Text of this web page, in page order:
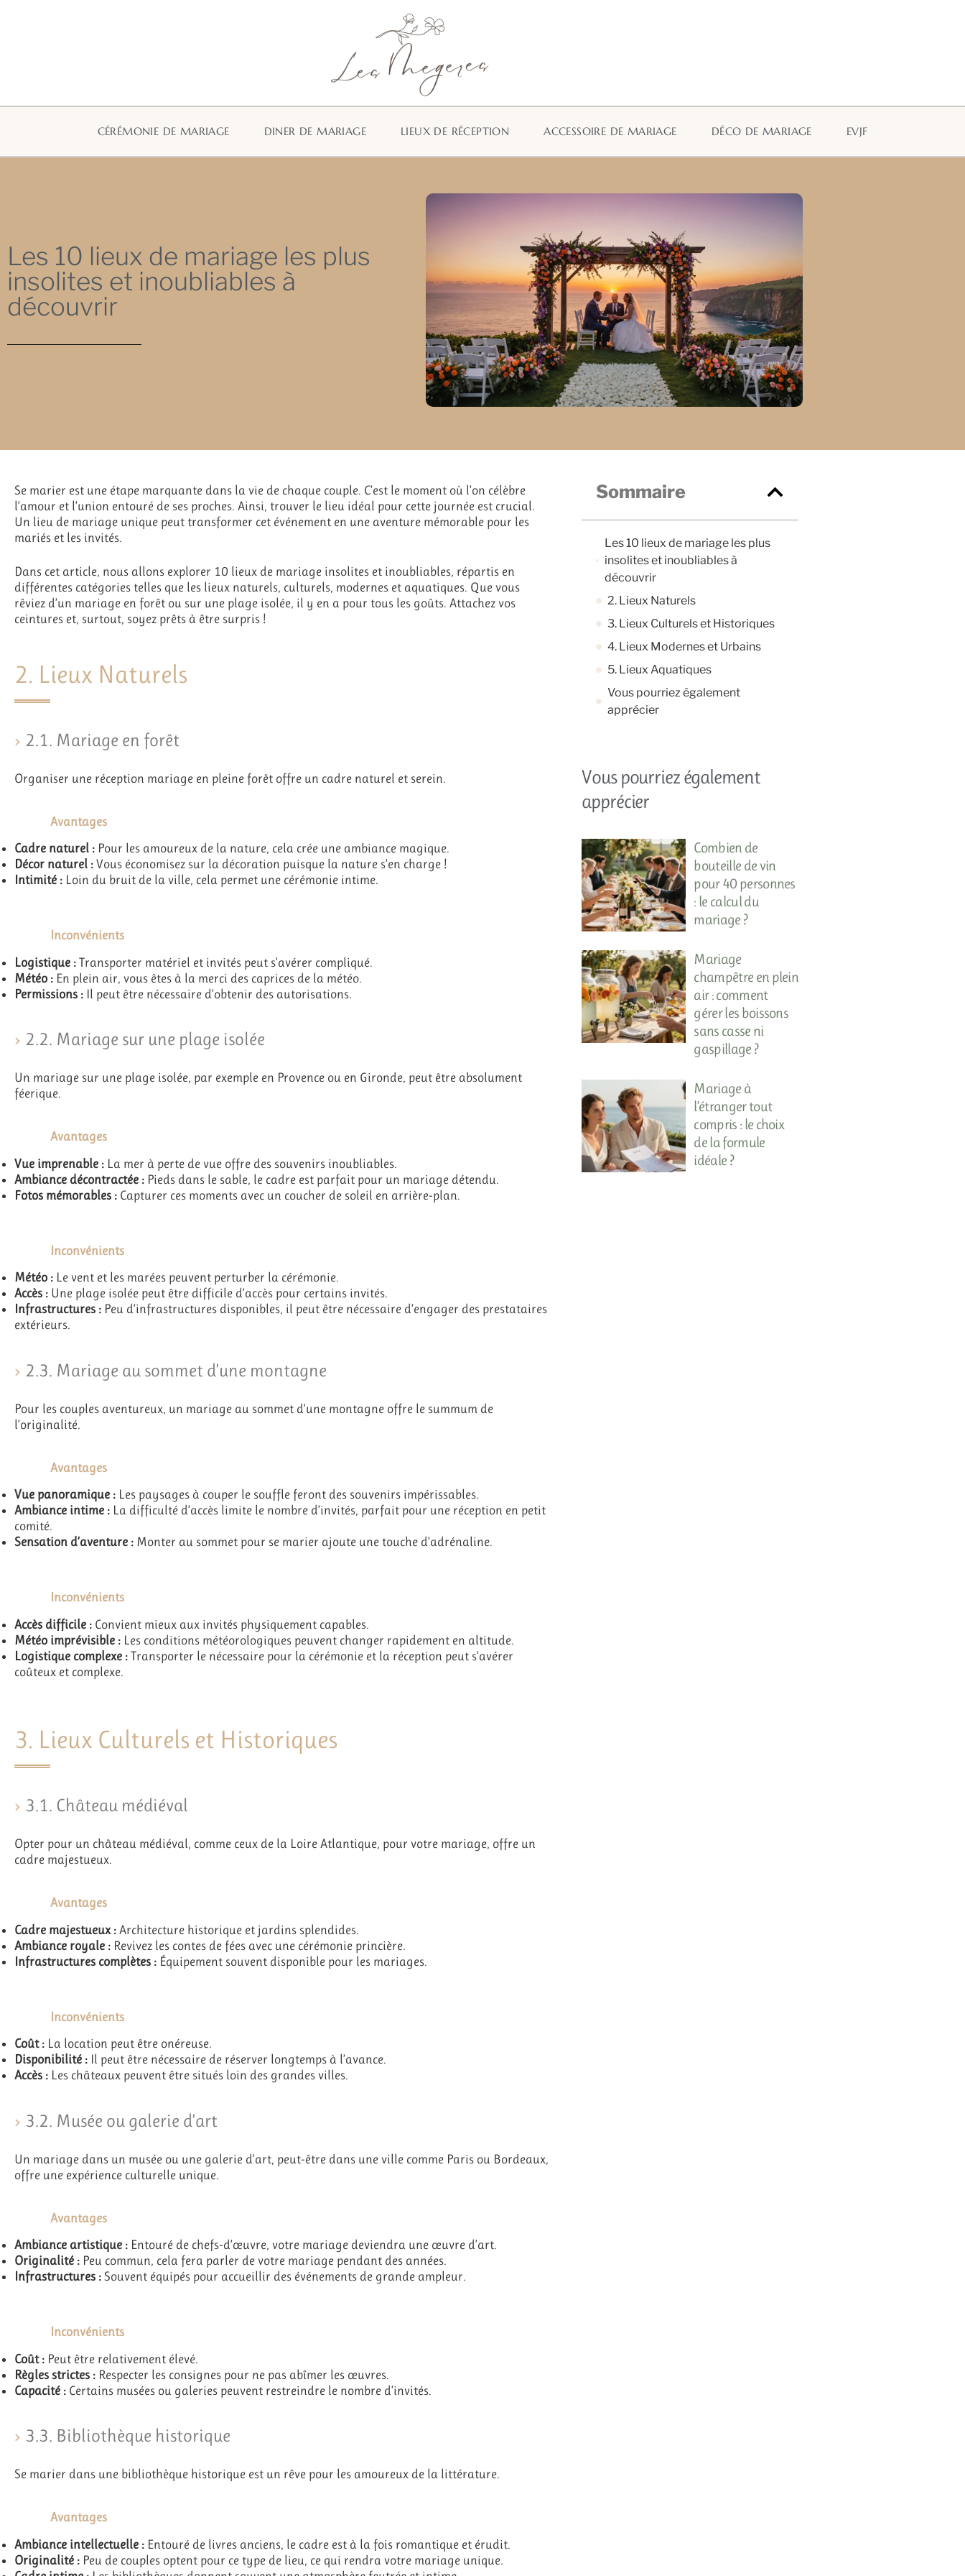
CÉRÉMONIE DE MARIAGE DINER DE MARIAGE LIEUX DE RÉCEPTION ACCESSOIRE DE MARIAGE DÉCO DE MARIAGE EVJF
Les 10 lieux de mariage les plus
insolites et inoubliables à
découvrir
Se marier est une étape marquante dans la vie de chaque couple. C’est le moment où l’on célèbre
l’amour et l’union entouré de ses proches. Ainsi, trouver le lieu idéal pour cette journée est crucial.
Un lieu de mariage unique peut transformer cet événement en une aventure mémorable pour les
mariés et les invités.
Dans cet article, nous allons explorer 10 lieux de mariage insolites et inoubliables, répartis en
différentes catégories telles que les lieux naturels, culturels, modernes et aquatiques. Que vous
rêviez d’un mariage en forêt ou sur une plage isolée, il y en a pour tous les goûts. Attachez vos
ceintures et, surtout, soyez prêts à être surpris !
2. Lieux Naturels
2.1. Mariage en forêt
Organiser une réception mariage en pleine forêt offre un cadre naturel et serein.
Avantages
Cadre naturel : Pour les amoureux de la nature, cela crée une ambiance magique.
Décor naturel : Vous économisez sur la décoration puisque la nature s’en charge !
Intimité : Loin du bruit de la ville, cela permet une cérémonie intime.
Inconvénients
Logistique : Transporter matériel et invités peut s’avérer compliqué.
Météo : En plein air, vous êtes à la merci des caprices de la météo.
Permissions : Il peut être nécessaire d’obtenir des autorisations.
2.2. Mariage sur une plage isolée
Un mariage sur une plage isolée, par exemple en Provence ou en Gironde, peut être absolument
féerique.
Avantages
Vue imprenable : La mer à perte de vue offre des souvenirs inoubliables.
Ambiance décontractée : Pieds dans le sable, le cadre est parfait pour un mariage détendu.
Fotos mémorables : Capturer ces moments avec un coucher de soleil en arrière-plan.
Inconvénients
Météo : Le vent et les marées peuvent perturber la cérémonie.
Accès : Une plage isolée peut être difficile d’accès pour certains invités.
Infrastructures : Peu d’infrastructures disponibles, il peut être nécessaire d’engager des prestataires
extérieurs.
2.3. Mariage au sommet d’une montagne
Pour les couples aventureux, un mariage au sommet d’une montagne offre le summum de
l’originalité.
Avantages
Vue panoramique : Les paysages à couper le souffle feront des souvenirs impérissables.
Ambiance intime : La difficulté d’accès limite le nombre d’invités, parfait pour une réception en petit
comité.
Sensation d’aventure : Monter au sommet pour se marier ajoute une touche d’adrénaline.
Inconvénients
Accès difficile : Convient mieux aux invités physiquement capables.
Météo imprévisible : Les conditions météorologiques peuvent changer rapidement en altitude.
Logistique complexe : Transporter le nécessaire pour la cérémonie et la réception peut s’avérer
coûteux et complexe.
3. Lieux Culturels et Historiques
3.1. Château médiéval
Opter pour un château médiéval, comme ceux de la Loire Atlantique, pour votre mariage, offre un
cadre majestueux.
Avantages
Cadre majestueux : Architecture historique et jardins splendides.
Ambiance royale : Revivez les contes de fées avec une cérémonie princière.
Infrastructures complètes : Équipement souvent disponible pour les mariages.
Inconvénients
Coût : La location peut être onéreuse.
Disponibilité : Il peut être nécessaire de réserver longtemps à l’avance.
Accès : Les châteaux peuvent être situés loin des grandes villes.
3.2. Musée ou galerie d’art
Un mariage dans un musée ou une galerie d’art, peut-être dans une ville comme Paris ou Bordeaux,
offre une expérience culturelle unique.
Avantages
Ambiance artistique : Entouré de chefs-d’œuvre, votre mariage deviendra une œuvre d’art.
Originalité : Peu commun, cela fera parler de votre mariage pendant des années.
Infrastructures : Souvent équipés pour accueillir des événements de grande ampleur.
Inconvénients
Coût : Peut être relativement élevé.
Règles strictes : Respecter les consignes pour ne pas abîmer les œuvres.
Capacité : Certains musées ou galeries peuvent restreindre le nombre d’invités.
3.3. Bibliothèque historique
Se marier dans une bibliothèque historique est un rêve pour les amoureux de la littérature.
Avantages
Ambiance intellectuelle : Entouré de livres anciens, le cadre est à la fois romantique et érudit.
Originalité : Peu de couples optent pour ce type de lieu, ce qui rendra votre mariage unique.
Sommaire
Les 10 lieux de mariage les plus
insolites et inoubliables à
découvrir
2. Lieux Naturels
3. Lieux Culturels et Historiques
4. Lieux Modernes et Urbains
5. Lieux Aquatiques
Vous pourriez également
apprécier
Vous pourriez également
apprécier
Combien de
bouteille de vin
pour 40 personnes
: le calcul du
mariage ?
Mariage
champêtre en plein
air : comment
gérer les boissons
sans casse ni
gaspillage ?
Mariage à
l’étranger tout
compris : le choix
de la formule
idéale ?